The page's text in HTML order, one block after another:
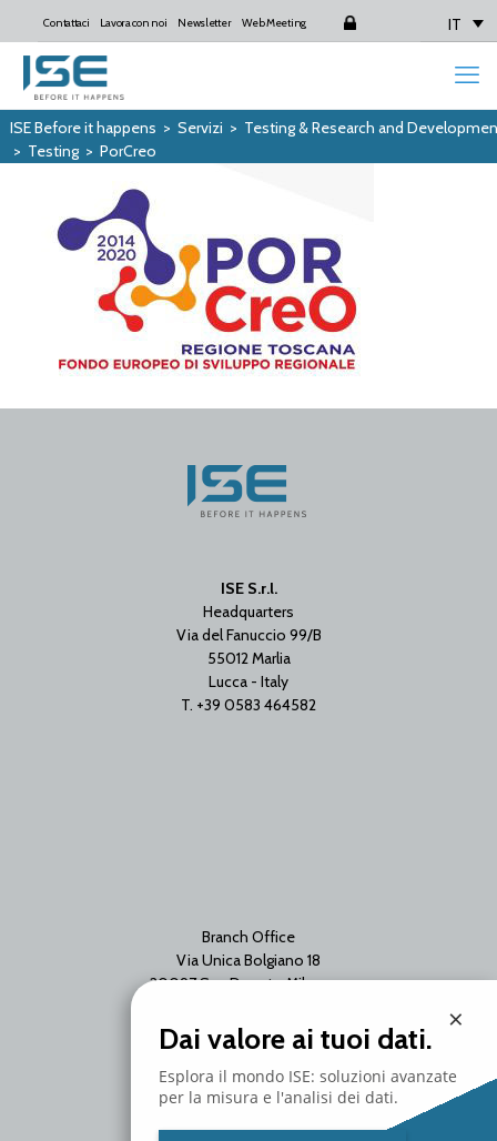
Contattaci Lavora con noi Newsletter Web Meeting IT
ISE Before it happens > Servizi > Testing & Research and
> Testing> PorCreo
ISE S.r.l.
Headquarters
Via del Fanuccio 99/B
55012 Marlia
Lucca - Italy
T. +39 0583 464582
Branch Office
Via Unica Bolgiano 18
20097 San Donato Milanese
T. +39 02 2153663
×
Dai valore ai tuoi dati.
Esplora il mondo ISE: soluzioni avanzate
per la misura e l'analisi dei dati.